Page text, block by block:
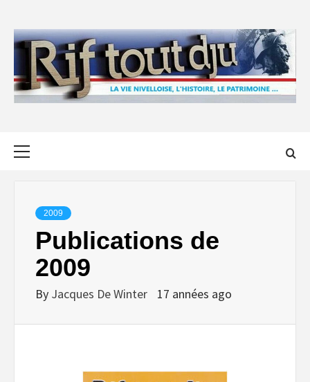
content
2009
Publications de
2009
By Jacques De Winter 17 années ago